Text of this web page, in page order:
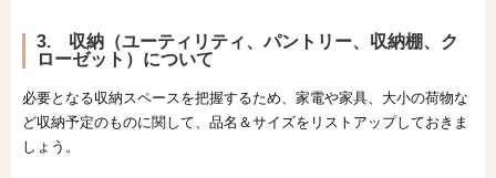
3. 収納（ユーティリティ、パントリー、収納棚、ク
ローゼット）について
必要となる収納スペースを把握するため、家電や家具、大小の荷物な
ど収納予定のものに関して、品名＆サイズをリストアップしておきま
しょう。